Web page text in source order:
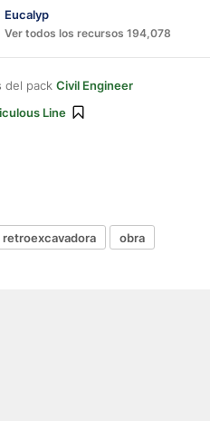
Eucalyp
Ver todos los recursos 194,078
del pack Civil Engineer
Line
retroexcavadora obra